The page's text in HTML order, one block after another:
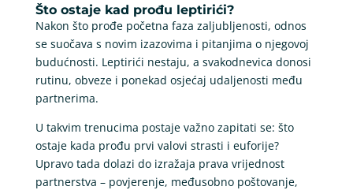
Što ostaje kad prođu leptirići?
Nakon što prođe početna faza zaljubljenosti, odnos
se suočava s novim izazovima i pitanjima o njegovoj
budućnosti. Leptirići nestaju, a svakodnevica donosi
rutinu, obveze i ponekad osjećaj udaljenosti među
partnerima.
U takvim trenucima postaje važno zapitati se: što
ostaje kada prođu prvi valovi strasti i euforije?
Upravo tada dolazi do izražaja prava vrijednost
partnerstva – povjerenje, međusobno poštovanje,